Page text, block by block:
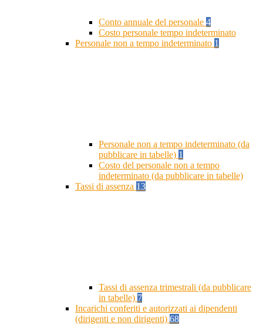
Conto annuale del personale 4
Costo personale tempo indeterminato
Personale non a tempo indeterminato 1
Personale non a tempo indeterminato (da
pubblicare in tabelle) 1
Costo del personale non a tempo
indeterminato (da pubblicare in tabelle)
Tassi di assenza 13
Tassi di assenza trimestrali (da pubblicare
in tabelle) 7
Incarichi conferiti e autorizzati ai dipendenti
(dirigenti e non dirigenti) 68